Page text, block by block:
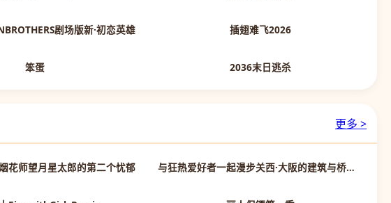
剧场版新·初恋英雄 插翅难飞2026
笨蛋 2036末日逃杀
更多 >
第09集完结
花师望月星太郎的第二个忧郁
第01集
与狂热爱好者一起漫步关西·大阪的建筑与桥梁篇